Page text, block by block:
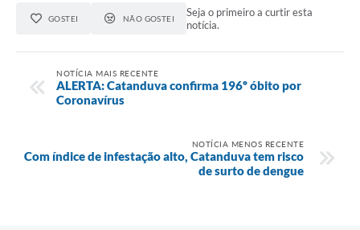
GOSTEI NÃO GOSTEI
Seja o primeiro a curtir esta
notícia.
NOTÍCIA MAIS RECENTE
ALERTA: Catanduva confirma 196º óbito por
Coronavírus
NOTÍCIA MENOS RECENTE
Com índice de infestação alto, Catanduva tem risco
de surto de dengue